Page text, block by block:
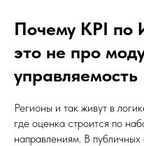
Почему KPI по
это не про
управляемость
Регионы и так живут в
где оценка строится по
направлениям. В